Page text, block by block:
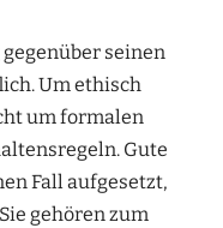
seinen
Um ethisch
um formalen
Gute
Fall aufgesetzt,
gehören zum